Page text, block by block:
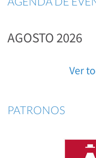
AGOSTO 2026
Ver
PATRONOS